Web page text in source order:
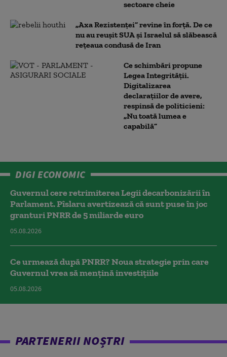
sectoare cheie
„Axa Rezistenței” revine în forță. De ce
nu au reușit SUA și Israelul să slăbească
rețeaua condusă de Iran
Ce schimbări propune
Legea Integrității.
Digitalizarea
declarațiilor de avere,
respinsă de politicieni:
„Nu toată lumea e
capabilă”
DIGI ECONOMIC
Guvernul cere retrimiterea Legii decarbonizării în
Parlament. Pîslaru avertizează că sunt puse în joc
granturi PNRR de 5 miliarde euro
05.08.2026
Ce urmează după PNRR? Noua strategie prin care
Guvernul vrea să mențină investițiile
05.08.2026
PARTENERII NOȘTRI